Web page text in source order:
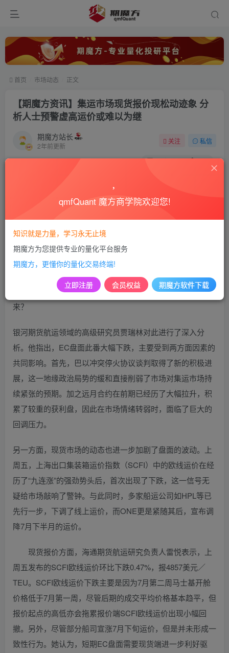
首页 市场动态 正文
【期魔方资讯】集运市场现货报价现松动迹象 分
析人士预警虚高运价或难以为继
期魔方站长
2年前更新
关注 私信
0 7431 267
挫，市场情绪骤然转向悲观。主力合约EC2408收盘时大幅下
跌4.06%，收报5430点；而EC2410更是遭遇惨烈，收跌
15.59%，仅收于3964点，其余远月合约也纷纷在盘中触及跌
停板。这一系列剧烈波动引发了市场的广泛关注和深刻反
思：市场究竟遭遇了什么？当前盘面是否预示着拐点的到
来？
银河期货航运领域的高级研究员贾瑞林对此进行了深入分
析。他指出，EC盘面此番大幅下跌，主要受到两方面因素的
共同影响。首先，巴以冲突停火协议谈判取得了新的积极进
展，这一地缘政治局势的缓和直接削弱了市场对集运市场持
续紧张的预期。加之远月合约在前期已经历了大幅拉升，积
累了较重的获利盘，因此在市场情绪转弱时，面临了巨大的
回调压力。
另一方面，现货市场的动态也进一步加剧了盘面的波动。上
周五，上海出口集装箱运价指数（SCFI）中的欧线运价在经
历了“九连涨”的强劲势头后，首次出现了下跌，这一信号无
疑给市场敲响了警钟。与此同时，多家船运公司如HPL等已
先行一步，下调了线上运价，而ONE更是紧随其后，宣布调
降7月下半月的运价。
现货报价方面，海通期货航运研究负责人雷悦表示，上
周五发布的SCFI欧线运价环比下跌0.47%，报4857美元／
TEU。SCFI欧线运价下跌主要是因为7月第二周马士基开舱
价格低于7月第一周，尽管后期的成交平均价格基本趋平，但
报价起点的高低亦会拖累报价端SCFI欧线运价出现小幅回
撤。另外，尽管部分船司宣涨7月下旬运价，但是并未形成一
致性行为。她认为，短期EC盘面需要现货端进一步利好驱
qmfQuant 魔方商学院欢迎您!
知识就是力量，学习永无止境
期魔方为您提供专业的量化平台服务
期魔方，更懂你的量化交易终端!
立即注册 会员权益 期魔方软件下载